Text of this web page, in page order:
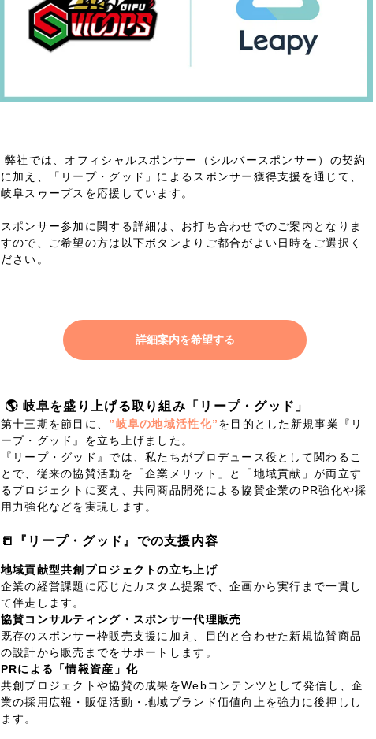
弊社では、オフィシャルスポンサー（シルバースポンサー）の契約
に加え、「リープ・グッド」によるスポンサー獲得支援を通じて、
岐阜スゥープスを応援しています。
スポンサー参加に関する詳細は、お打ち合わせでのご案内となりま
すので、ご希望の方は以下ボタンよりご都合がよい日時をご選択く
ださい。
詳細案内を希望する
🌎 岐阜を盛り上げる取り組み「リープ・グッド」
第十三期を節目に、 ”岐阜の地域活性化”を目的とした新規事業『リ
ープ・グッド』を立ち上げました。
『リープ・グッド』では、私たちがプロデュース役として関わるこ
とで、従来の協賛活動を「企業メリット」と「地域貢献」が両立す
るプロジェクトに変え、共同商品開発による協賛企業のPR強化や採
用力強化などを実現します。
📒『リープ・グッド』での支援内容
地域貢献型共創プロジェクトの立ち上げ
企業の経営課題に応じたカスタム提案で、企画から実行まで一貫し
て伴走します。
協賛コンサルティング・スポンサー代理販売
既存のスポンサー枠販売支援に加え、目的と合わせた新規協賛商品
の設計から販売までをサポートします。
PRによる「情報資産」化
共創プロジェクトや協賛の成果をWebコンテンツとして発信し、企
業の採用広報・販促活動・地域ブランド価値向上を強力に後押しし
ます。